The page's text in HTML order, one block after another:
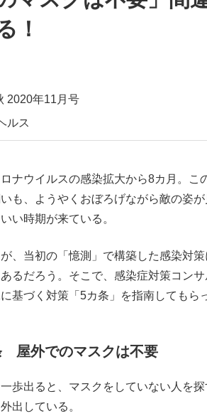
は一切聞かれなかった」侍ジャパン選手が証
できなかったからと言って…」サッカー日本
を、目撃せよ。
！
2020年11月号
ルス
ナウイルスの感染拡大から8カ月。こ
も、ようやくおぼろげながら敵の姿
い時期が来ている。
、当初の「憶測」で構築した感染対
るだろう。そこで、感染症対策コン
基づく対策「5カ条」を指南してもら
屋外でのマスクは不要
歩出ると、マスクをしていない人を
出している。